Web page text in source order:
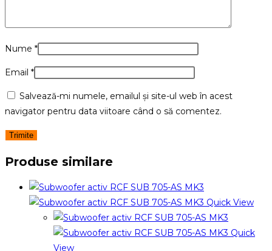
Nume *
Email *
Salvează-mi numele, emailul și site-ul web în acest
navigator pentru data viitoare când o să comentez.
Produse similare
Quick View
Quick
View